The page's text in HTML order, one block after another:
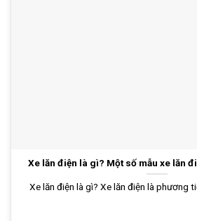
Xe lăn điện là gì? Một số mẫu xe lăn
Xe lăn điện là gì? Xe lăn điện là phương